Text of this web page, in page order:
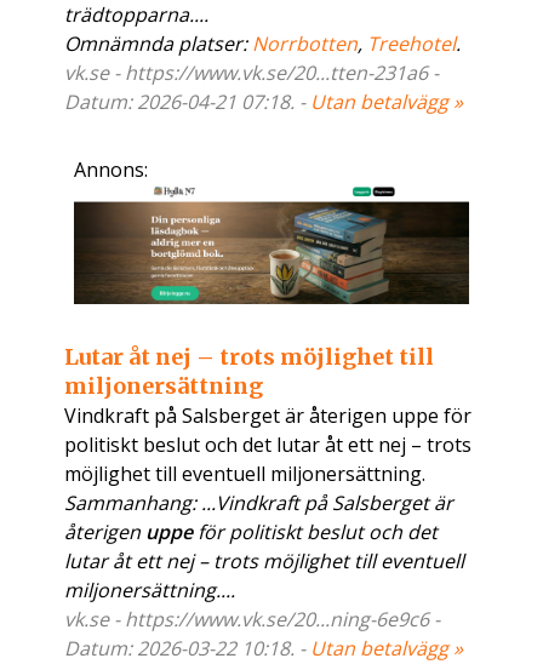
trädtopparna....
Omnämnda platser:Norrbotten, Treehotel.
vk.se - https://www.vk.se/20...tten-231a6 -
Datum: 2026-04-21 07:18. - Utan betalvägg »
Annons:
Lutar åt nej – trots möjlighet till
miljonersättning
Vindkraft på Salsberget är återigen uppe för
politiskt beslut och det lutar åt ett nej – trots
möjlighet till eventuell miljonersättning.
Sammanhang: ...Vindkraft på Salsberget är
återigen uppeför politiskt beslut och det
lutar åt ett nej – trots möjlighet till eventuell
miljonersättning....
vk.se - https://www.vk.se/20...ning-6e9c6 -
Datum: 2026-03-22 10:18. - Utan betalvägg »